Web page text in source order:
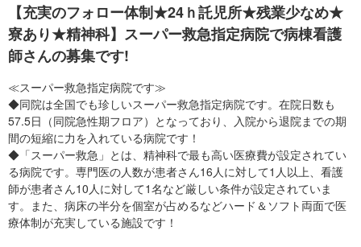
【充実のフォロー体制★24ｈ託児所★残業少なめ★
寮あり★精神科】スーパー救急指定病院で病棟看護
師さんの募集です!
≪スーパー救急指定病院です≫
◆同院は全国でも珍しいスーパー救急指定病院です。在院日数も
57.5日（同院急性期フロア）となっており、入院から退院までの期
間の短縮に力を入れている病院です！
◆「スーパー救急」とは、精神科で最も高い医療費が設定されてい
る病院です。専門医の人数が患者さん16人に対して1人以上、看護
師が患者さん10人に対して1名など厳しい条件が設定されていま
す。また、病床の半分を個室が占めるなどハード＆ソフト両面で医
療体制が充実している施設です！